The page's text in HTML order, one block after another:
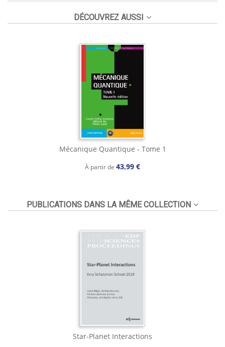
DÉCOUVREZ AUSSI
Mécanique Quantique - Tome 1
À partir de 43,99 €
PUBLICATIONS DANS LA MÊME COLLECTION
Star-Planet Interactions